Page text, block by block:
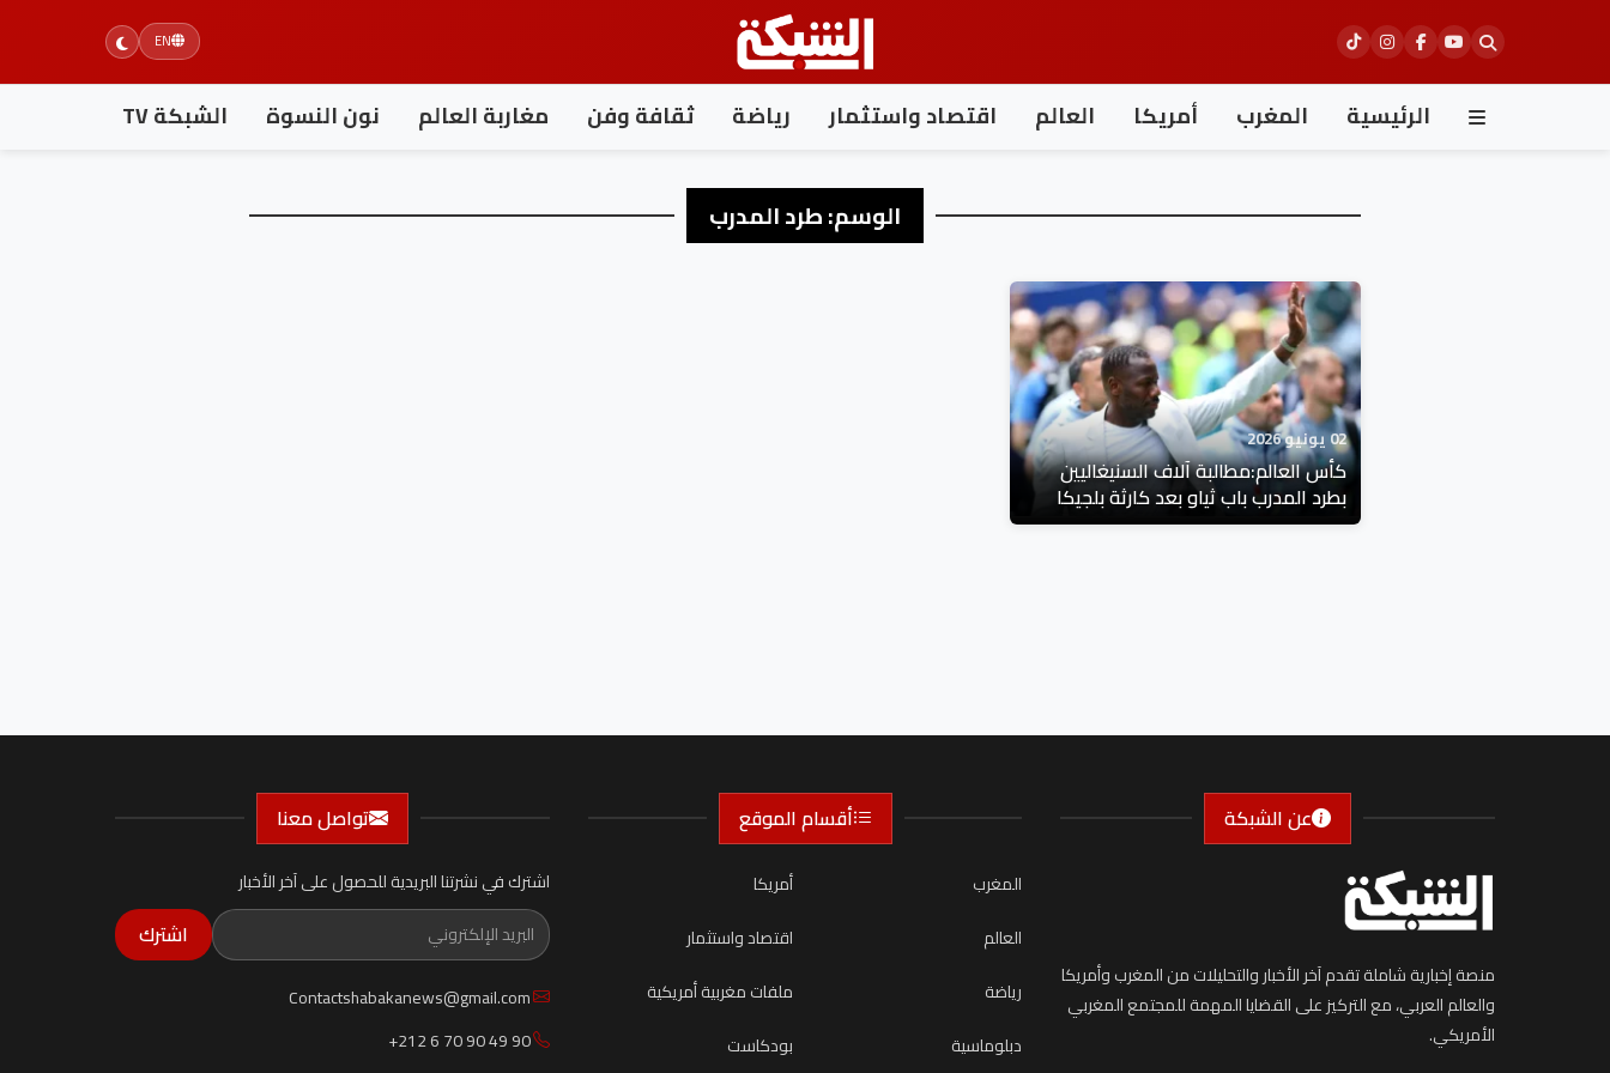
EN
الرئيسية المغرب أمريكا العالم اقتصاد واستثمار رياضة ثقافة وفن مغاربة العالم نون النسوة الشبكة TV
الوسم:طرد المدرب
02 يونيو 2026
كأس العالم:مطالبة آلاف السنيغاليين
بطرد المدرب باب ثياو بعد كارثة بلجيكا
عن الشبكة
منصة إخبارية شاملة تقدم آخر الأخبار والتحليلات من المغرب وأمريكا
والعالم العربي، مع التركيز على القضايا المهمة للمجتمع المغربي
الأمريكي.
أقسام الموقع
المغرب
أمريكا
العالم
اقتصاد واستثمار
رياضة
ملفات مغربية أمريكية
دبلوماسية
بودكاست
تواصل معنا
اشترك في نشرتنا البريدية للحصول على آخر الأخبار
اشترك
Contactshabakanews@gmail.com
+212 6 70 90 49 90